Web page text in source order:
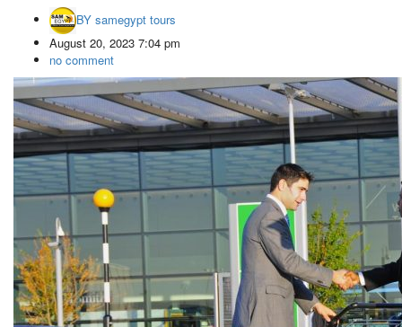
BY samegypt tours
August 20, 2023 7:04 pm
no comment